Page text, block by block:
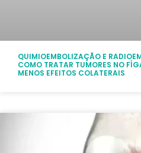
QUIMIOEMBOLIZAÇÃO E
COMO TRATAR TUMORES NO
MENOS EFEITOS COLATERAIS